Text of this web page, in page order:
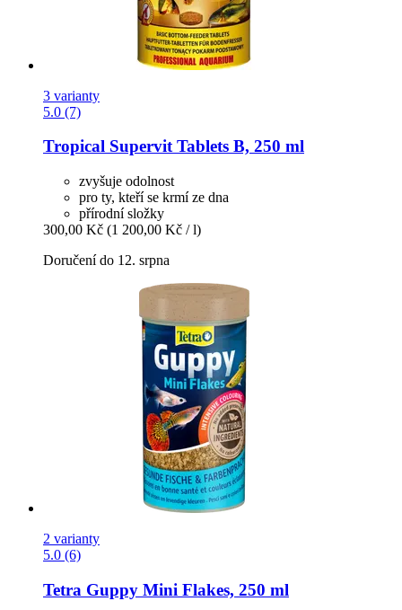
3 varianty
5.0 (7)
Tropical Supervit Tablets B, 250 ml
zvyšuje odolnost
pro ty, kteří se krmí ze dna
přírodní složky
300,00 Kč (1 200,00 Kč / l)
Doručení do 12. srpna
2 varianty
5.0 (6)
Tetra Guppy Mini Flakes, 250 ml